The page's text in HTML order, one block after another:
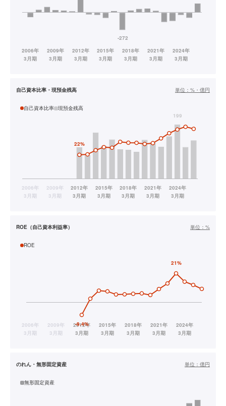
自己資本比率・現預金残高 単位： %・億円
自己資本比率 現預金残高
ROE（自己資本利益率） 単位： %
ROE
のれん・無形固定資産 単位： 億円
無形固定資産